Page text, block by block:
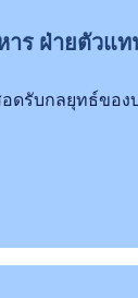
ร ฝ่ายตัวแท
ดรับกลยุทธ์ขอ